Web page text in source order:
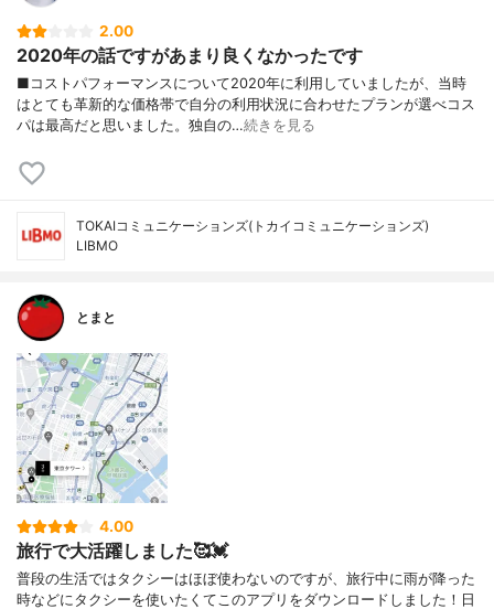
2.00
2020年の話ですがあまり良くなかったです
■コストパフォーマンスについて2020年に利用していましたが、当時
はとても革新的な価格帯で自分の利用状況に合わせたプランが選べコス
パは最高だと思いました。独自の…続きを見る
TOKAIコミュニケーションズ(トカイコミュニケーションズ)
LIBMO
とまと
4.00
旅行で大活躍しました🥰💓
普段の生活ではタクシーはほぼ使わないのですが、旅行中に雨が降った
時などにタクシーを使いたくてこのアプリをダウンロードしました！日